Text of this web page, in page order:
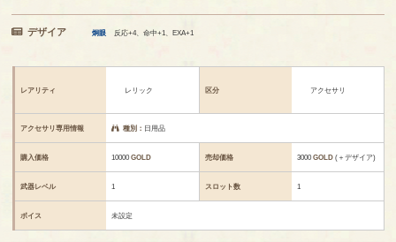
デザイア 炯眼 反応+4、命中+1、EXA+1
レアリティ レリック 区分 アクセサリ
アクセサリ専用情報 種別： 日用品
購入価格 10000GOLD 売却価格 3000GOLD (＋デザイア)
武器レベル 1 スロット数 1
ボイス 未設定